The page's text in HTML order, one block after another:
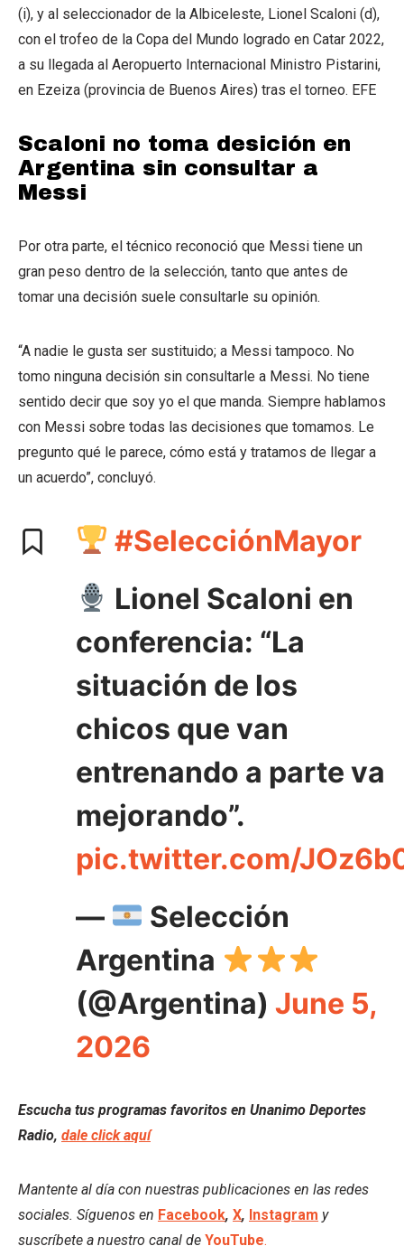
Scaloni no toma desición en
Argentina sin consultar a
Messi
Por otra parte, el técnico reconoció que Messi tiene un
gran peso dentro de la selección, tanto que antes de
tomar una decisión suele consultarle su opinión.
“A nadie le gusta ser sustituido; a Messi tampoco. No
tomo ninguna decisión sin consultarle a Messi. No tiene
sentido decir que soy yo el que manda. Siempre hablamos
con Messi sobre todas las decisiones que tomamos. Le
pregunto qué le parece, cómo está y tratamos de llegar a
un acuerdo”, concluyó.
#SelecciónMayor
Lionel Scaloni en
conferencia: “La
situación de los
chicos que van
entrenando a parte va
mejorando”.
pic.twitter.com/
—
Selección
Argentina
(@Argentina) June 5,
2026
Escucha tus programas favoritos en Unanimo Deportes
Radio, dale click aquí
Mantente al día con nuestras publicaciones en las redes
sociales. Síguenos en Facebook, X, Instagram y
suscríbete a nuestro canal de YouTube.